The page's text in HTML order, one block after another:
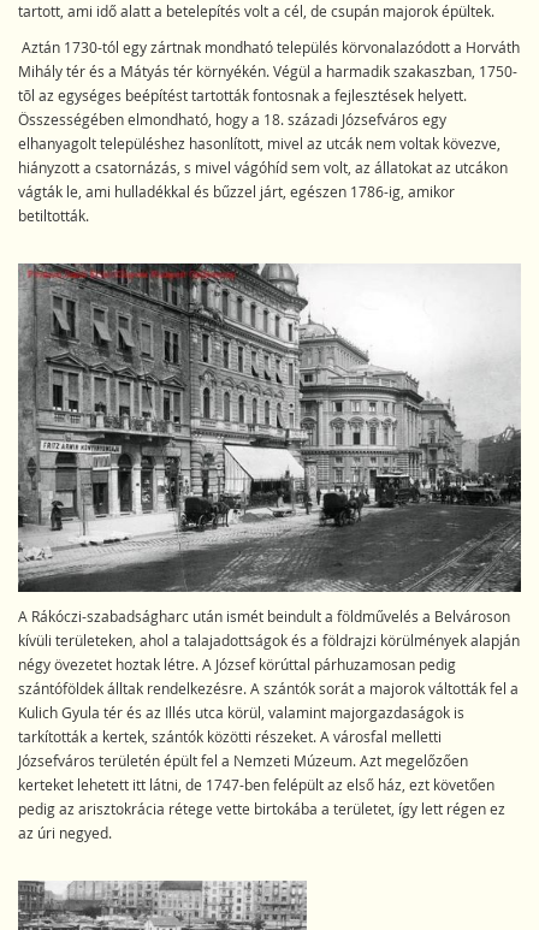
tartott, ami idő alatt a betelepítés volt a cél, de csupán majorok épültek.
Aztán 1730-tól egy zártnak mondható település körvonalazódott a Horváth
Mihály tér és a Mátyás tér környékén. Végül a harmadik szakaszban, 1750-
tõl az egységes beépítést tartották fontosnak a fejlesztések helyett.
Összességében elmondható, hogy a 18. századi Józsefváros egy
elhanyagolt településhez hasonlított, mivel az utcák nem voltak kövezve,
hiányzott a csatornázás, s mivel vágóhíd sem volt, az állatokat az utcákon
vágták le, ami hulladékkal és bűzzel járt, egészen 1786-ig, amikor
betiltották.
A Rákóczi-szabadságharc után ismét beindult a földművelés a Belvároson
kívüli területeken, ahol a talajadottságok és a földrajzi körülmények alapján
négy övezetet hoztak létre. A József körúttal párhuzamosan pedig
szántóföldek álltak rendelkezésre. A szántók sorát a majorok váltották fel a
Kulich Gyula tér és az Illés utca körül, valamint majorgazdaságok is
tarkították a kertek, szántók közötti részeket. A városfal melletti
Józsefváros területén épült fel a Nemzeti Múzeum. Azt megelőzően
kerteket lehetett itt látni, de 1747-ben felépült az első ház, ezt követően
pedig az arisztokrácia rétege vette birtokába a területet, így lett régen ez
az úri negyed.